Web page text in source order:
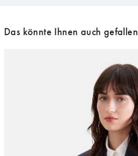
Das könnte Ihnen auch gefallen